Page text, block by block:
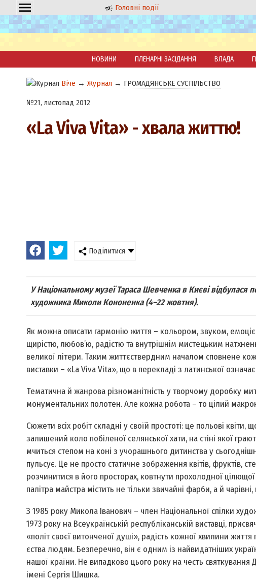
Головні події
НОВИНИ ПЛЕНАРНІ ЗАСІДАННЯ ВЛАДА
Віче → Журнал → ГРОМАДЯНСЬКЕ СУСПІЛЬСТВО
№21, листопад 2012
«La Viva Vita» - хвала життю!
Поділитися
У Національному музеї Тараса Шевченка в Києві відбулася
художника Миколи Кононенка (4–22 жовтня).
Як можна описати гармонію життя – кольором, звуком,
щирістю, любов’ю, радістю та внутрішнім мистецьким
великої літери. Таким життєствердним началом сповнене
виставки – «La Viva Vita», що в перекладі з латинської
Тематична й жанрова різноманітність у творчому доробку
монументальних полотен. Але кожна робота – то цілий
Сюжети всіх робіт складні у своїй простоті: це польові
залишений коло побіленої селянської хати, на стіні якої
мчиться степом на коні з учорашнього дитинства у
пульсує. Це не просто статичне зображення квітів, фруктів,
розчинитися в його просторах, ковтнути прохолодної
палітра майстра містить не тільки звичайні фарби, а й
З 1985 року Микола Іванович – член Національної спілки
1973 року на Всеукраїнській республіканській виставці,
«політ своєї витонченої душі», радість кожної хвилини
єства людям. Безперечно, він є одним із найвидатніших
нашої країни. Не випадково цього року на честь
імені Сергія Шишка.